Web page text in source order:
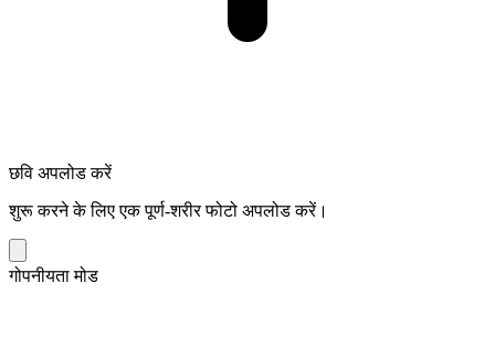
छवि अपलोड करें
शुरू करने के लिए एक पूर्ण-शरीर फोटो अपलोड करें।
गोपनीयता मोड